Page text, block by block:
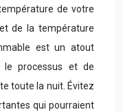
de votre
de la température
est un atout
le processus et de
toute la nuit. Évitez
qui pourraient